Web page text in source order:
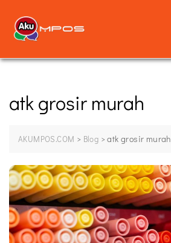
atk grosir murah
AKUMPOS.COM > Blog >atk grosir murah